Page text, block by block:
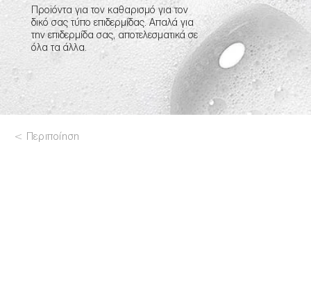
Προϊόντα για τον καθαρισμό για τον
δικό σας τύπο επιδερμίδας. Απαλά για
την επιδερμίδα σας, αποτελεσματικά σε
όλα τα άλλα.
Περιποίηση